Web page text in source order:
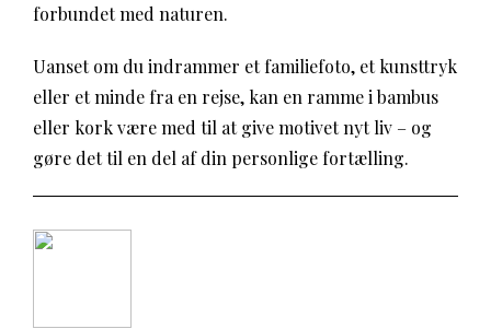
forbundet med naturen.
Uanset om du indrammer et familiefoto, et kunsttryk
eller et minde fra en rejse, kan en ramme i bambus
eller kork være med til at give motivet nyt liv – og
gøre det til en del af din personlige fortælling.